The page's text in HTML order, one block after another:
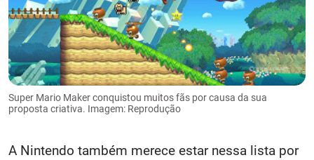
Super Mario Maker conquistou muitos fãs por causa da sua
proposta criativa. Imagem: Reprodução
A Nintendo também merece estar nessa lista por